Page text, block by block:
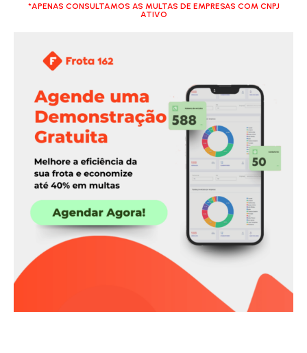
*APENAS CONSULTAMOS AS MULTAS DE EMPRESAS COM CNPJ
ATIVO